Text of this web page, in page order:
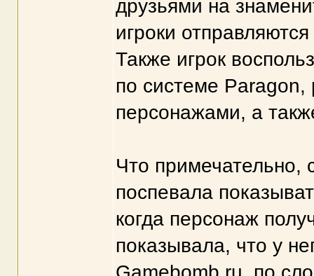
друзьями на
игроки
Также игрок
по системе
персонажами, а
Что
поспевала
когда персонаж
показывала, что у